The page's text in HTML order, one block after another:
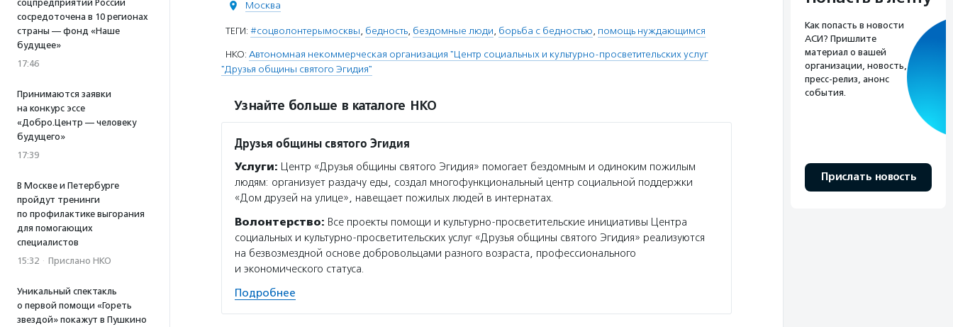
соцпредприятий России
сосредоточена в 10 регионах
страны — фонд «Наше
будущее»
17:46
Принимаются заявки
на конкурс эссе
«Добро.Центр — человеку
будущего»
17:39
В Москве и Петербурге
пройдут тренинги
по профилактике выгорания
для помогающих
специалистов
15:32 · Прислано НКО
Уникальный спектакль
о первой помощи «Гореть
звездой» покажут в Пушкино
Москва
ТЕГИ: #соцволонтерымосквы, бедность, бездомные люди, борьба с бедностью, помощь нуждающимся
НКО: Автономная некоммерческая организация "Центр социальных и культурно-просветительских услуг
"Друзья общины святого Эгидия"
Узнайте больше в каталоге НКО
Друзья общины святого Эгидия
Услуги: Центр «Друзья общины святого Эгидия» помогает бездомным и одиноким пожилым
людям: организует раздачу еды, создал многофункциональный центр социальной поддержки
«Дом друзей на улице», навещает пожилых людей в интернатах.
Волонтерство: Все проекты помощи и культурно-просветительские инициативы Центра
социальных и культурно-просветительских услуг «Друзья общины святого Эгидия» реализуются
на безвозмездной основе добровольцами разного возраста, профессионального
и экономического статуса.
Подробнее
Как попасть в новости
АСИ? Пришлите
материал о вашей
организации, новость,
пресс-релиз, анонс
события.
Прислать новость